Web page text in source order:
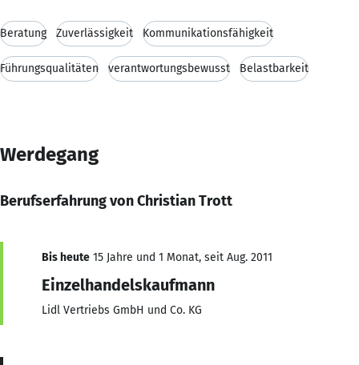
Beratung Zuverlässigkeit Kommunikationsfähigkeit
Führungsqualitäten verantwortungsbewusst Belastbarkeit
Werdegang
Berufserfahrung von Christian Trott
Bis heute 15 Jahre und 1 Monat, seit Aug. 2011
Einzelhandelskaufmann
Lidl Vertriebs GmbH und Co. KG